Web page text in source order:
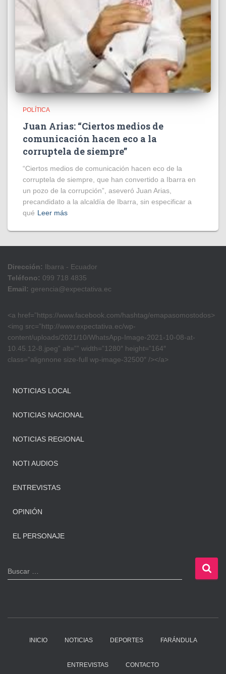
POLÍTICA
Juan Arias: “Ciertos medios de
comunicación hacen eco a la
corruptela de siempre”
“Ciertos medios de comunicación hacen eco de la
corruptela de siempre, que han convertido a Ibarra en
un pozo de la corrupción”, aseveró Juan Arias,
precandidato a la alcaldía de Ibarra, sin especificar a
qué Leer más
Dirección: Ibarra - Ecuador
Teléfono: 099 718 4835
Email: gerencia@expectativa.ec
<a href=”https://www.facebook.com/hashtag/emapasomostodos>
<img src=”http://www.expectativa.ec/wp-
content/uploads/2021/10/WhatsApp-Image-2021-10-08-at-
10.45.12-8.jpeg” alt=”” width=”1280″ height=”164″
class=”alignnone size-full wp-image-32500″ /></a>
NOTICIAS LOCAL
NOTICIAS NACIONAL
NOTICIAS REGIONAL
NOTI AUDIOS
ENTREVISTAS
OPINIÓN
EL PERSONAJE
B
u
Buscar …
INICIO NOTICIAS DEPORTES FARÁNDULA
ENTREVISTAS CONTACTO